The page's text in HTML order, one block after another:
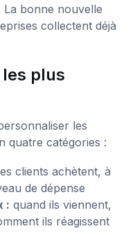
La bonne nouvelle
collectent déjà
plus
les
quatre catégories :
clients achètent, à
de dépense
: quand ils viennent,
ils réagissent